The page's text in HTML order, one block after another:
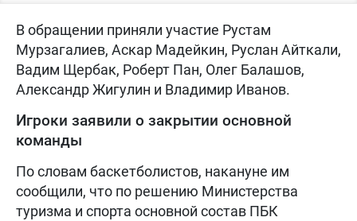
В обращении приняли участие Рустам
Мурзагалиев, Аскар Мадейкин, Руслан Айткали,
Вадим Щербак, Роберт Пан, Олег Балашов,
Александр Жигулин и Владимир Иванов.
Игроки заявили о закрытии основной
команды
По словам баскетболистов, накануне им
сообщили, что по решению Министерства
туризма и спорта основной состав ПБК